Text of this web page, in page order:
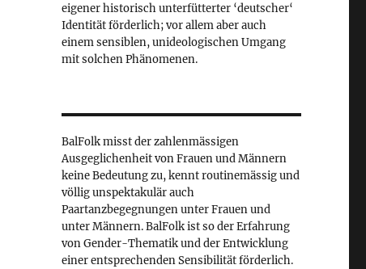
eigener historisch unterfütterter ‘deutscher‘
Identität förderlich; vor allem aber auch
einem sensiblen, unideologischen Umgang
mit solchen Phänomenen.
BalFolk misst der zahlenmässigen
Ausgeglichenheit von Frauen und Männern
keine Bedeutung zu, kennt routinemässig und
völlig unspektakulär auch
Paartanzbegegnungen unter Frauen und
unter Männern. BalFolk ist so der Erfahrung
von Gender-Thematik und der Entwicklung
einer entsprechenden Sensibilität förderlich.